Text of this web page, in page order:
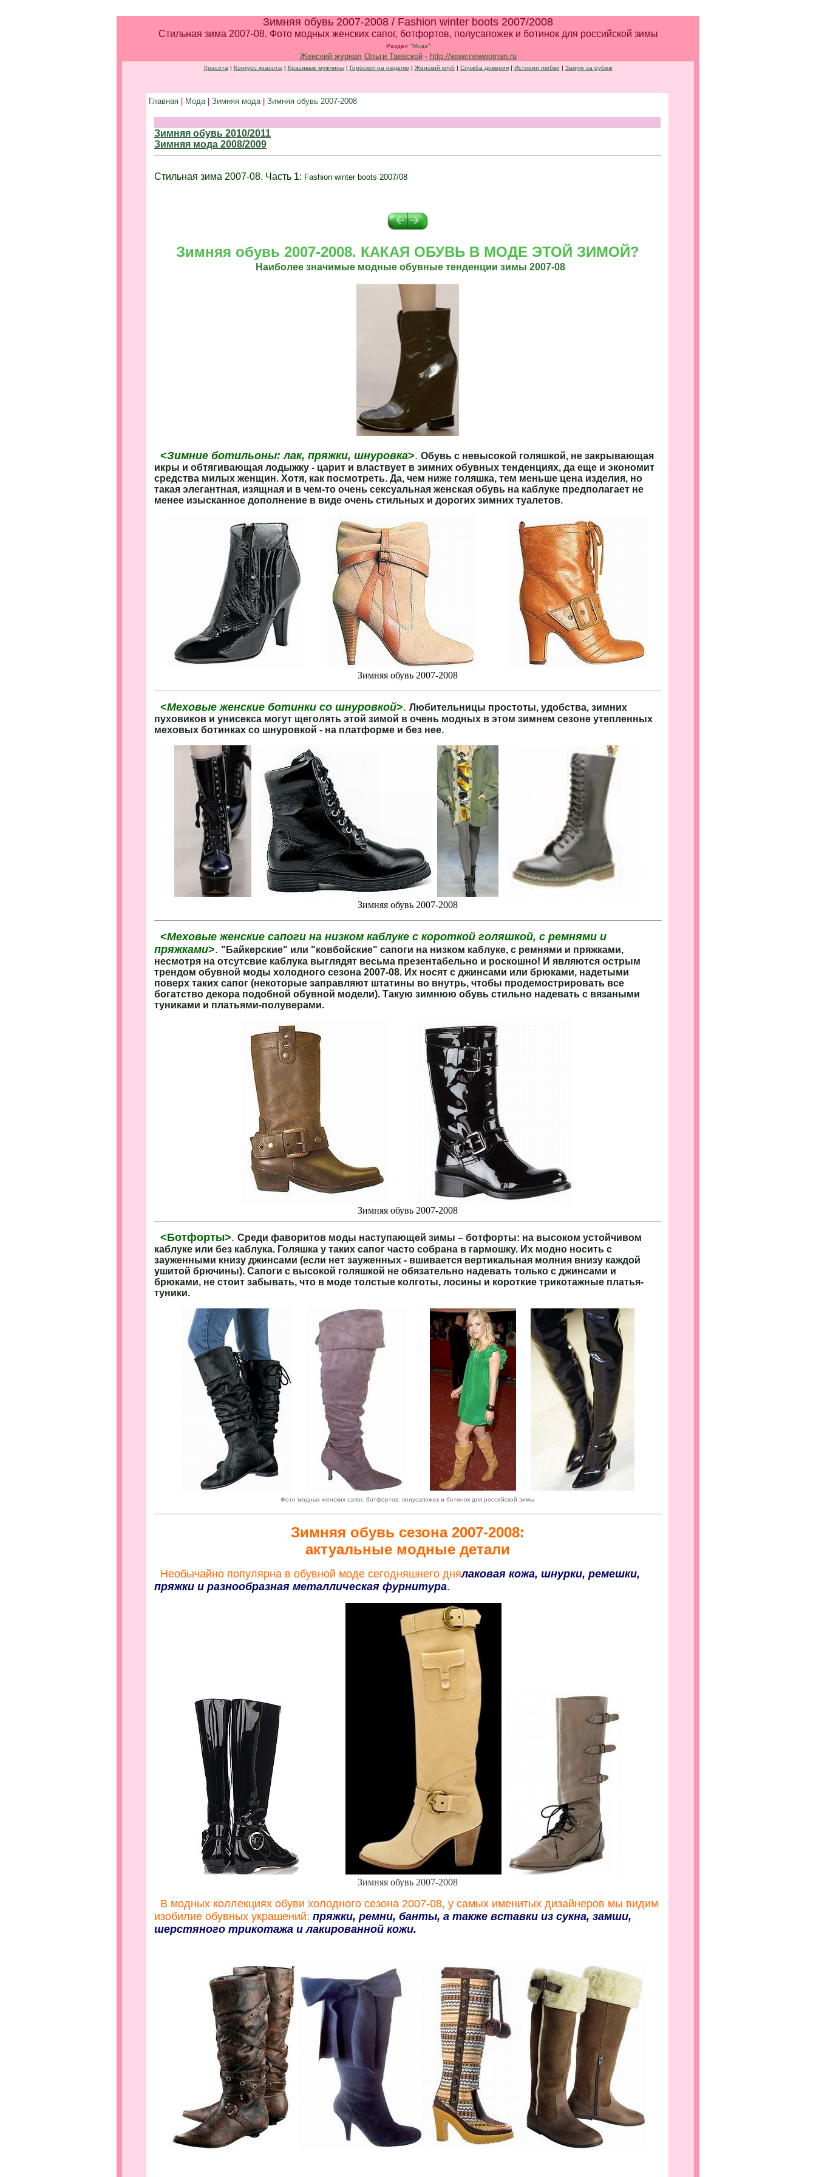
Зимняя обувь 2007-2008 / Fashion winter boots 2007/2008
Стильная зима 2007-08. Фото модных женских сапог, ботфортов, полусапожек и ботинок для российской зимы
Раздел "Мода"
Женский журнал Ольги Таевской- http://www.newwoman.ru
Красота | Конкурс красоты| Красивые мужчины| Гороскоп на неделю | Женский клуб| Служба доверия| Истории любви | Замуж за рубеж
Главная Мода| Зимняя мода| Зимняя обувь 2007-2008
Зимняя обувь 2010/2011
Зимняя мода 2008/2009
Стильная зима 2007-08. Часть 1: Fashion winter boots 2007/08
Зимняя обувь 2007-2008. КАКАЯ ОБУВЬ В МОДЕ ЭТОЙ ЗИМОЙ?
Наиболее значимые модные обувные тенденции зимы 2007-08
<Зимние ботильоны: лак, пряжки, шнуровка>. Обувь с невысокой голяшкой, не закрывающая
икры и обтягивающая лодыжку - царит и властвует в зимних обувных тенденциях, да еще и экономит
средства милых женщин. Хотя, как посмотреть. Да, чем ниже голяшка, тем меньше цена изделия, но
такая элегантная, изящная и в чем-то очень сексуальная женская обувь на каблуке предполагает не
менее изысканное дополнение в виде очень стильных и дорогих зимних туалетов.
Зимняя обувь 2007-2008
<Меховые женские ботинки со шнуровкой>. Любительницы простоты, удобства, зимних
пуховиков и унисекса могут щеголять этой зимой в очень модных в этом зимнем сезоне утепленных
меховых ботинках со шнуровкой - на платформе и без нее.
Зимняя обувь 2007-2008
<Меховые женские сапоги на низком каблуке с короткой голяшкой, с ремнями и
пряжками>. "Байкерские" или "ковбойские" сапоги на низком каблуке, с ремнями и пряжками,
несмотря на отсутсвие каблука выглядят весьма презентабельно и роскошно! И являются острым
трендом обувной моды холодного сезона 2007-08. Их носят с джинсами или брюками, надетыми
поверх таких сапог (некоторые заправляют штатины во внутрь, чтобы продемострировать все
богатство декора подобной обувной модели). Такую зимнюю обувь стильно надевать с вязаными
туниками и платьями-полуверами.
Зимняя обувь 2007-2008
<Ботфорты>. Среди фаворитов моды наступающей зимы – ботфорты: на высоком устойчивом
каблуке или без каблука. Голяшка у таких сапог часто собрана в гармошку. Их модно носить с
зауженными книзу джинсами (если нет зауженных - вшивается вертикальная молния внизу каждой
ушитой брючины). Сапоги с высокой голяшкой не обязательно надевать только с джинсами и
брюками, не стоит забывать, что в моде толстые колготы, лосины и короткие трикотажные платья-
туники.
Фото модных женских сапог, ботфортов, полусапожек и ботинок для российской зимы
Зимняя обувь сезона 2007-2008:
актуальные модные детали
Необычайно популярна в обувной моде сегодняшнего днялаковая кожа, шнурки, ремешки,
пряжки и разнообразная металлическая фурнитура.
Зимняя обувь 2007-2008
В модных коллекциях обуви холодного сезона 2007-08, у самых именитых дизайнеров мы видим
изобилие обувных украшений: пряжки, ремни, банты, а также вставки из сукна, замши,
шерстяного трикотажа и лакированной кожи.